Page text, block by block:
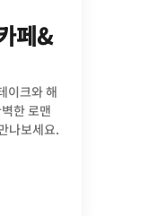
페&
이크와 해
한 로맨
나보세요.